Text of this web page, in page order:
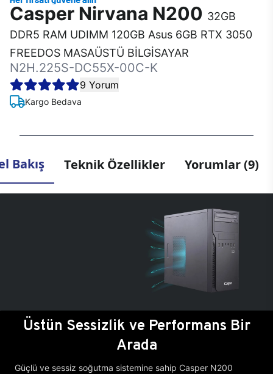
Casper Nirvana N200 32GB
DDR5 RAM UDIMM 120GB Asus 6GB RTX 3050
FREEDOS MASAÜSTÜ BİLGİSAYAR
N2H.225S-DC55X-00C-K
9 Yorum
Kargo Bedava
Bakış Teknik Özellikler Yorumlar (9)
Üstün Sessizlik ve Performans Bir
Arada
Güçlü ve sessiz soğutma sistemine sahip Casper N200